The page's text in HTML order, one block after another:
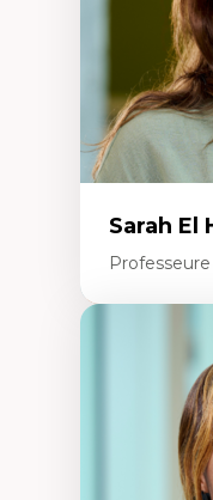
numérique
Théorie
La pensée
La pensée
Justice
Sarah El
Les
l'affect, du
dans